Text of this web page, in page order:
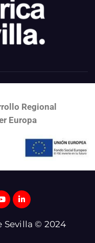
Regional
Europa
Sevilla © 2024